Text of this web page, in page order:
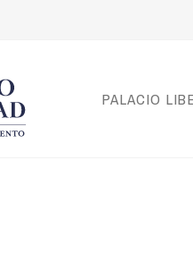
PALACIO